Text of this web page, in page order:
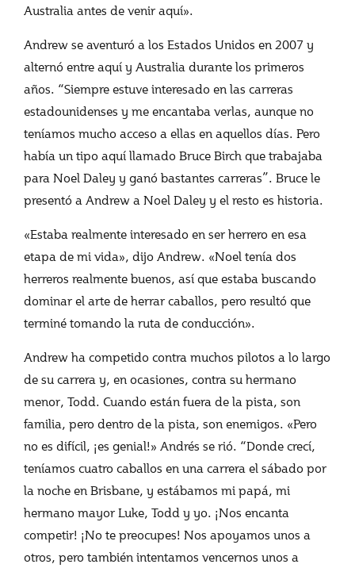
Australia antes de venir aquí».
Andrew se aventuró a los Estados Unidos en 2007 y
alternó entre aquí y Australia durante los primeros
años. “Siempre estuve interesado en las carreras
estadounidenses y me encantaba verlas, aunque no
teníamos mucho acceso a ellas en aquellos días. Pero
había un tipo aquí llamado Bruce Birch que trabajaba
para Noel Daley y ganó bastantes carreras”. Bruce le
presentó a Andrew a Noel Daley y el resto es historia.
«Estaba realmente interesado en ser herrero en esa
etapa de mi vida», dijo Andrew. «Noel tenía dos
herreros realmente buenos, así que estaba buscando
dominar el arte de herrar caballos, pero resultó que
terminé tomando la ruta de conducción».
Andrew ha competido contra muchos pilotos a lo largo
de su carrera y, en ocasiones, contra su hermano
menor, Todd. Cuando están fuera de la pista, son
familia, pero dentro de la pista, son enemigos. «Pero
no es difícil, ¡es genial!» Andrés se rió. “Donde crecí,
teníamos cuatro caballos en una carrera el sábado por
la noche en Brisbane, y estábamos mi papá, mi
hermano mayor Luke, Todd y yo. ¡Nos encanta
competir! ¡No te preocupes! Nos apoyamos unos a
otros, pero también intentamos vencernos unos a